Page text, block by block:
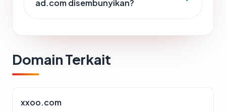
ad.com disembunyikan?
Domain Terkait
xxoo.com